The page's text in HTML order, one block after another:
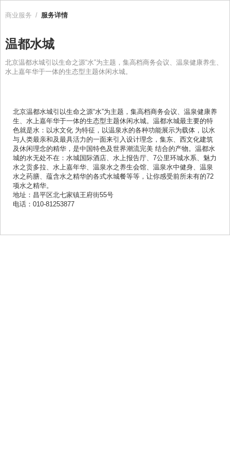
商业服务 / 服务详情
温都水城
北京温都水城引以生命之源“水”为主题，集高档商务会议、温泉健康养生、
水上嘉年华于一体的生态型主题休闲水城。
北京温都水城引以生命之源“水”为主题，集高档商务会议、温泉健康养
生、水上嘉年华于一体的生态型主题休闲水城。温都水城最主要的特
色就是水：以水文化 为特征，以温泉水的各种功能展示为载体，以水
与人类最亲和及最具活力的一面来引入设计理念，集东、西文化建筑
及休闲理念的精华，是中国特色及世界潮流完美 结合的产物。温都水
城的水无处不在：水城国际酒店、水上报告厅、 7公里环城水系、魅力
水之贡多拉、水上嘉年华、温泉水之养生会馆、温泉水中健身、温泉
水之药膳、蕴含水之精华的各式水城餐等等，让你感受前所未有的72
项水之精华。
地址：昌平区北七家镇王府街55号
电话： 010-81253877